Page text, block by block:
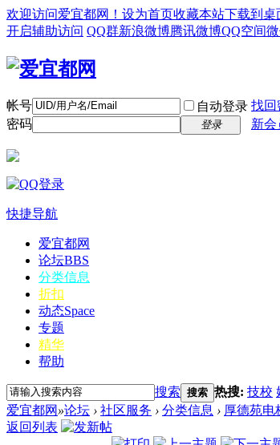
欢迎访问爱宜都网！ 设为首页收藏本站下载到桌
开启辅助访问 QQ群新浪微博腾讯微博QQ空间
帐号 自动登录 找回
密码
登录 新会
快捷导航
爱宜都网
论坛BBS
分类信息
折扣
动态Space
专题
精华
帮助
搜索 搜索 热搜: 技校
爱宜都网 »论坛 › 社区服务 › 分类信息 › 厚德苑电
返回列表